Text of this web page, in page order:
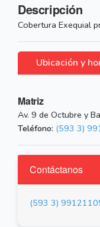
Descripción
Cobertura Exequial
Ubicación y
Matriz
Av. 9 de Octubre y
Teléfono: (593 3)
Contáctanos
(593 3)